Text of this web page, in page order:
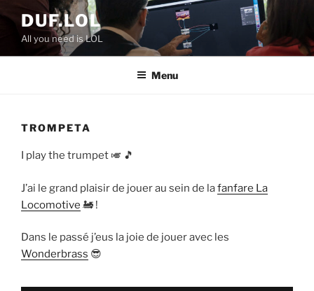
Aller
contenu
principal
DUF.LOL
All you need is LOL
Menu
TROMPETA
I play the trumpet 🎺 🎵
J’ai le grand plaisir de jouer au sein de lafanfare La
Locomotive 🚂 !
Dans le passé j’eus la joie de jouer avec les
Wonderbrass 😎